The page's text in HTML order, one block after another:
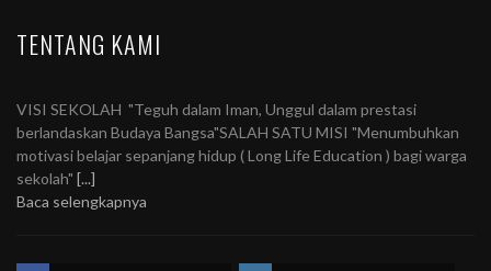
TENTANG KAMI
VISI SEKOLAH "Teguh dalam Iman, Unggul dalam prestasi
berlandaskan Budaya Bangsa"SALAH SATU MISI "Menumbuhkan
motivasi belajar sepanjang hidup ( Long Life Education ) bagi warga
sekolah" [...]
Baca selengkapnya